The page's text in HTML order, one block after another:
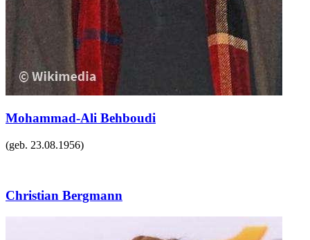
Mohammad-Ali Behboudi
(geb. 23.08.1956)
Christian Bergmann